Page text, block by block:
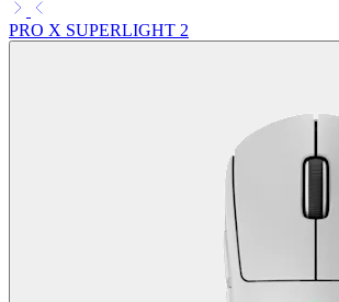
PRO X SUPERLIGHT 2